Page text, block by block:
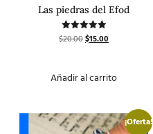
Las piedras del Efod
Valorado
con
$20.00$15.00
Añadir al carrito
¡Oferta!